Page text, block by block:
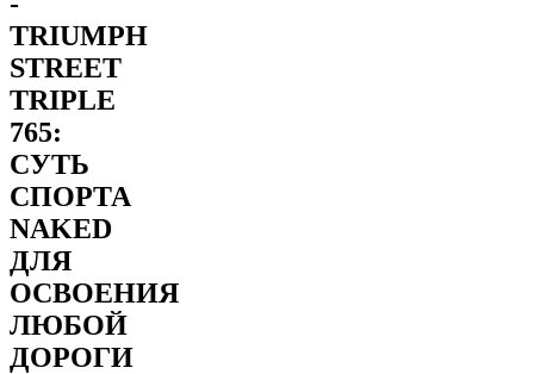
TRIUMPH
STREET
TRIPLE
765:
СУТЬ
СПОРТА
NAKED
ДЛЯ
ОСВОЕНИЯ
ЛЮБОЙ
ДОРОГИ